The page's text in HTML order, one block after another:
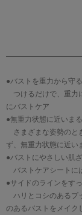
●バストを重力から守
つけるだけで、重力
にバストケア
●無重力状態に近いま
さまざまな姿勢のと
ず、無重力状態に近い
●バストにやさしい肌
バストケアシートに
●サイドのラインをす
ハリとコシのあるプ
のあるバストをメイク